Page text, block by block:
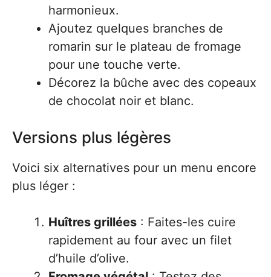
harmonieux.
Ajoutez quelques branches de
romarin sur le plateau de fromage
pour une touche verte.
Décorez la bûche avec des copeaux
de chocolat noir et blanc.
Versions plus légères
Voici six alternatives pour un menu encore
plus léger :
Huîtres grillées : Faites-les cuire
rapidement au four avec un filet
d’huile d’olive.